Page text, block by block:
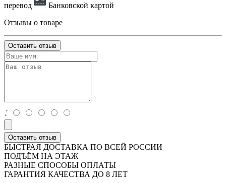
перевод
Банковской картой
Отзывы о товаре
Оставить отзыв
:
Оставить отзыв
БЫСТРАЯ ДОСТАВКА ПО ВСЕЙ РОССИИ
ПОДЪЁМ НА ЭТАЖ
РАЗНЫЕ СПОСОБЫ ОПЛАТЫ
ГАРАНТИЯ КАЧЕСТВА ДО 8 ЛЕТ